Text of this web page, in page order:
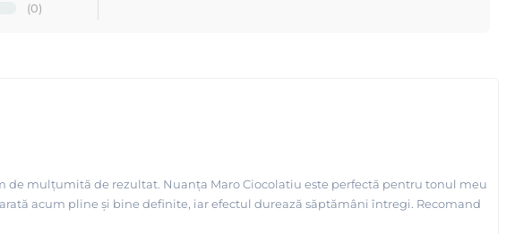
(0)
de mulțumită de rezultat. Nuanța Maro Ciocolatiu este perfectă pentru tonul meu
acum pline și bine definite, iar efectul durează săptămâni întregi. Recomand